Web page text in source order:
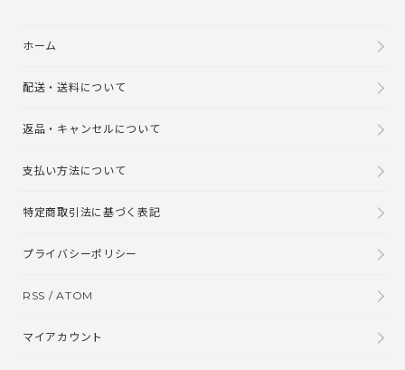
ホーム
配送・送料について
返品・キャンセルについて
支払い方法について
特定商取引法に基づく表記
プライバシーポリシー
RSS /ATOM
マイアカウント